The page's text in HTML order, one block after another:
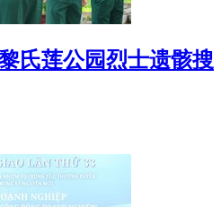
氏莲公园烈士遗骸搜